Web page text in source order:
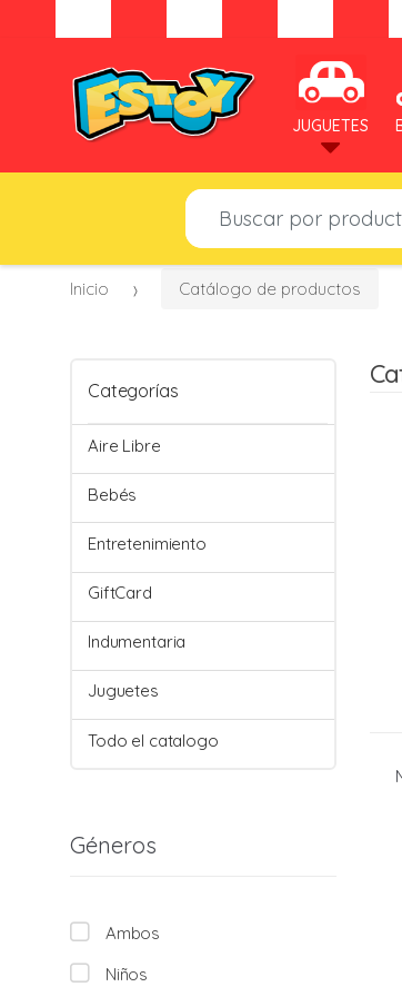
JUGUETES
B
c
Inicio Catálogo de productos
Categorías
Aire Libre
Bebés
Entretenimiento
GiftCard
Indumentaria
Juguetes
Todo el catalogo
Géneros
Ambos
Niños